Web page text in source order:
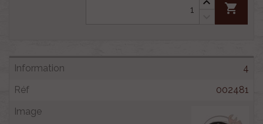
shopping_cart
4
002481